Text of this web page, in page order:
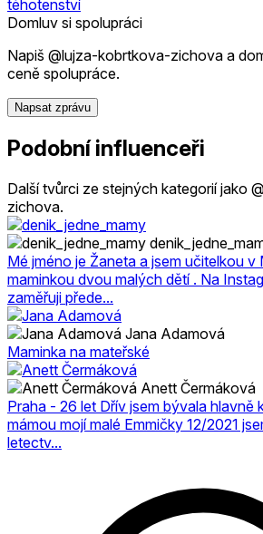
těhotenství
Domluv si spolupráci
Napiš @lujza-kobrtkova-zichova a
ceně spolupráce.
Napsat zprávu
Podobní influenceři
Další tvůrci ze stejných kategorií jako
zichova.
Mé jméno je Žaneta a jsem učitelkou v
maminkou dvou malých dětí . Na
zaměřuji přede...
Jana Adamová
Maminka na mateřské
Anett Čermáková
Praha - 26 let Dřív jsem bývala hlavně
mámou mojí malé Emmičky 12/2021
letectv...